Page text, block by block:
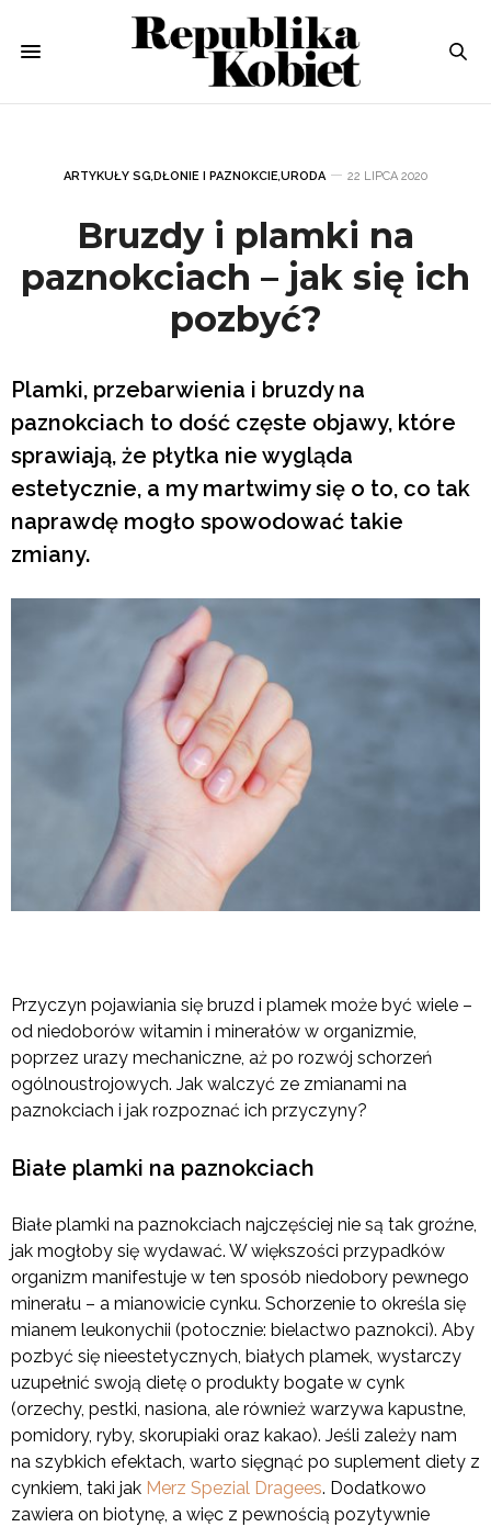
ARTYKUŁY SG,DŁONIE I PAZNOKCIE,URODA 22 LIPCA 2020
Bruzdy i plamki na
paznokciach – jak się ich
pozbyć?
Plamki, przebarwienia i bruzdy na
paznokciach to dość częste objawy, które
sprawiają, że płytka nie wygląda
estetycznie, a my martwimy się o to, co tak
naprawdę mogło spowodować takie
zmiany.
Przyczyn pojawiania się bruzd i plamek może być wiele –
od niedoborów witamin i minerałów w organizmie,
poprzez urazy mechaniczne, aż po rozwój schorzeń
ogólnoustrojowych. Jak walczyć ze zmianami na
paznokciach i jak rozpoznać ich przyczyny?
Białe plamki na paznokciach
Białe plamki na paznokciach najczęściej nie są tak groźne,
jak mogłoby się wydawać. W większości przypadków
organizm manifestuje w ten sposób niedobory pewnego
minerału – a mianowicie cynku. Schorzenie to określa się
mianem leukonychii (potocznie: bielactwo paznokci). Aby
pozbyć się nieestetycznych, białych plamek, wystarczy
uzupełnić swoją dietę o produkty bogate w cynk
(orzechy, pestki, nasiona, ale również warzywa kapustne,
pomidory, ryby, skorupiaki oraz kakao). Jeśli zależy nam
na szybkich efektach, warto sięgnąć po suplement diety z
cynkiem, taki jak Merz Spezial Dragees. Dodatkowo
zawiera on biotynę, a więc z pewnością pozytywnie